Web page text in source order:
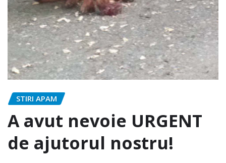
STIRI APAM
A avut nevoie URGENT
de ajutorul nostru!